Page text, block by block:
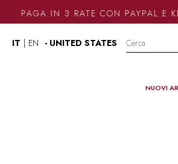
PAGA IN 3 RATE CON PAYPAL E
IT EN - UNITED STATES
NUOVI